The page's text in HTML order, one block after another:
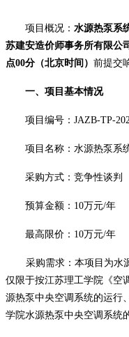
项目概况 ： 水源热泵系
苏建安造价师事务所有限公
点00分 （北京时间） 前提交
一、项目基本情况
项目编号： JAZB-TP-
项目名称： 水源热泵系
采购方式：竞争性谈判
预算金额： 10万元/年
最高限价： 10万元/年
采购需求：本项目为水
仅限于按江苏理工学院《空
源热泵中央空调系统的运行
学院水源热泵中央空调系统